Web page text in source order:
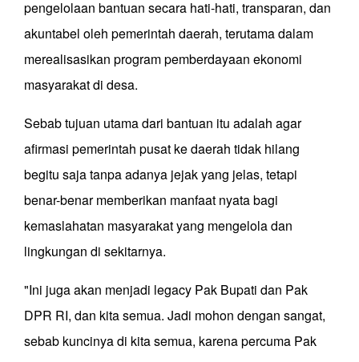
pengelolaan bantuan secara hati-hati, transparan, dan
akuntabel oleh pemerintah daerah, terutama dalam
merealisasikan program pemberdayaan ekonomi
masyarakat di desa.
Sebab tujuan utama dari bantuan itu adalah agar
afirmasi pemerintah pusat ke daerah tidak hilang
begitu saja tanpa adanya jejak yang jelas, tetapi
benar-benar memberikan manfaat nyata bagi
kemaslahatan masyarakat yang mengelola dan
lingkungan di sekitarnya.
"Ini juga akan menjadi legacy Pak Bupati dan Pak
DPR RI, dan kita semua. Jadi mohon dengan sangat,
sebab kuncinya di kita semua, karena percuma Pak